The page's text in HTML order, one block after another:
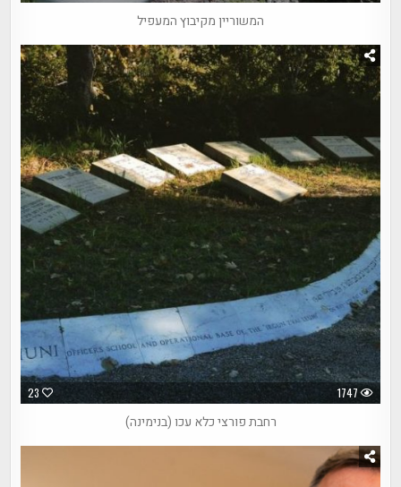
המשוריין מקיבוץ המעפיל
23 1747
רחבת פורצי כלא עכו (בנימינה)